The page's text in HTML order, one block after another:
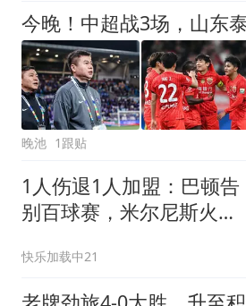
晚池 1跟贴
1人伤退1人加盟：巴顿告
别百球赛，米尔尼斯火线
快乐加载中21